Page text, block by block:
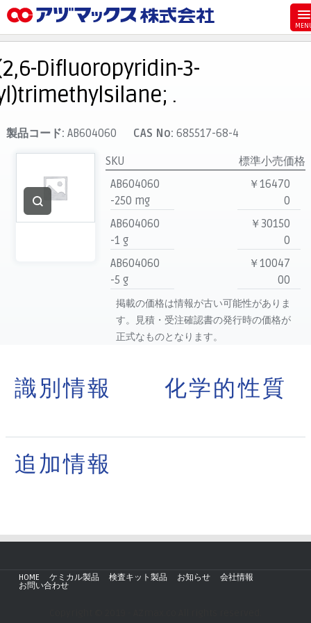
お気に入り
カート
マイアカウント
主要取扱ブランド
代理店一覧
支払い
製品検索
Difluoropyridin-3-
.
製品コード: AB604060 CAS No: 685517-68-4
SKU
標準小売価格
AB604060
-250 mg
￥16470
0
AB604060
-1 g
￥30150
0
AB604060
-5 g
￥10047
00
掲載の価格は情報が古い可能性がありま
す。見積・受注確認書の発行時の価格が
正式なものとなります。
識別情報 化学的性質
追加情報
HOME ケミカル製品 検査キット製品 お知らせ
会社情報
お問い合わせ